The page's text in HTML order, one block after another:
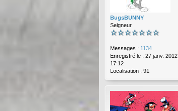
BugsBUNNY
Seigneur
Messages : 1134
Enregistré le : 27 janv. 2012,
17:12
Localisation : 91